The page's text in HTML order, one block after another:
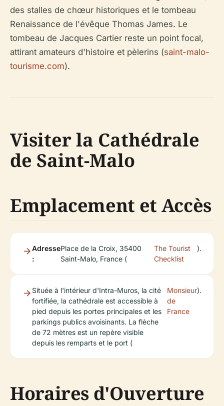
des stalles de chœur historiques et le tombeau
Renaissance de l'évêque Thomas James. Le
tombeau de Jacques Cartier reste un point focal,
attirant amateurs d'histoire et pèlerins (saint-malo-
tourisme.com).
Visiter la Cathédrale
de Saint-Malo
Emplacement et Accès
Adresse
:
Place de la Croix, 35400
Saint-Malo, France (
The Tourist
Checklist
).
Située à l'intérieur d'Intra-Muros, la cité
fortifiée, la cathédrale est accessible à
pied depuis les portes principales et les
parkings publics avoisinants. La flèche
de 72 mètres est un repère visible
depuis les remparts et le port (
Monsieur
de
France
).
Horaires d'Ouverture